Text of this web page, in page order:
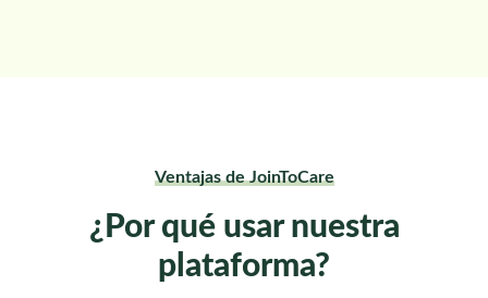
Ventajas de JoinToCare
¿Por qué usar nuestra
plataforma?